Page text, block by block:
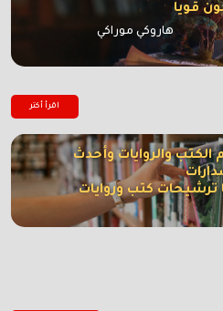
قويا
هاروكي موراكي
اقرأ أكتر
والروايات وأحدث
ترشيحات كتب وروايات